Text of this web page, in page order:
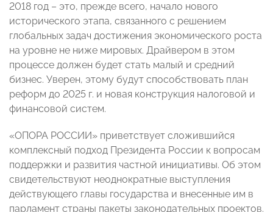
2018 год – это, прежде всего, начало нового
исторического этапа, связанного с решением
глобальных задач достижения экономического роста
на уровне не ниже мировых. Драйвером в этом
процессе должен будет стать малый и средний
бизнес. Уверен, этому будут способствовать план
реформ до 2025 г. и новая конструкция налоговой и
финансовой систем.
«ОПОРА РОССИИ» приветствует сложившийся
комплексный подход Президента России к вопросам
поддержки и развития частной инициативы. Об этом
свидетельствуют неоднократные выступления
действующего главы государства и внесенные им в
парламент страны пакеты законодательных проектов.